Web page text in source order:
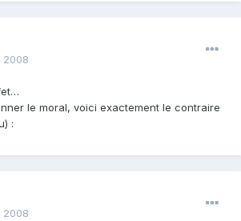
2008
le moral, voici exactement le contraire
:
2008